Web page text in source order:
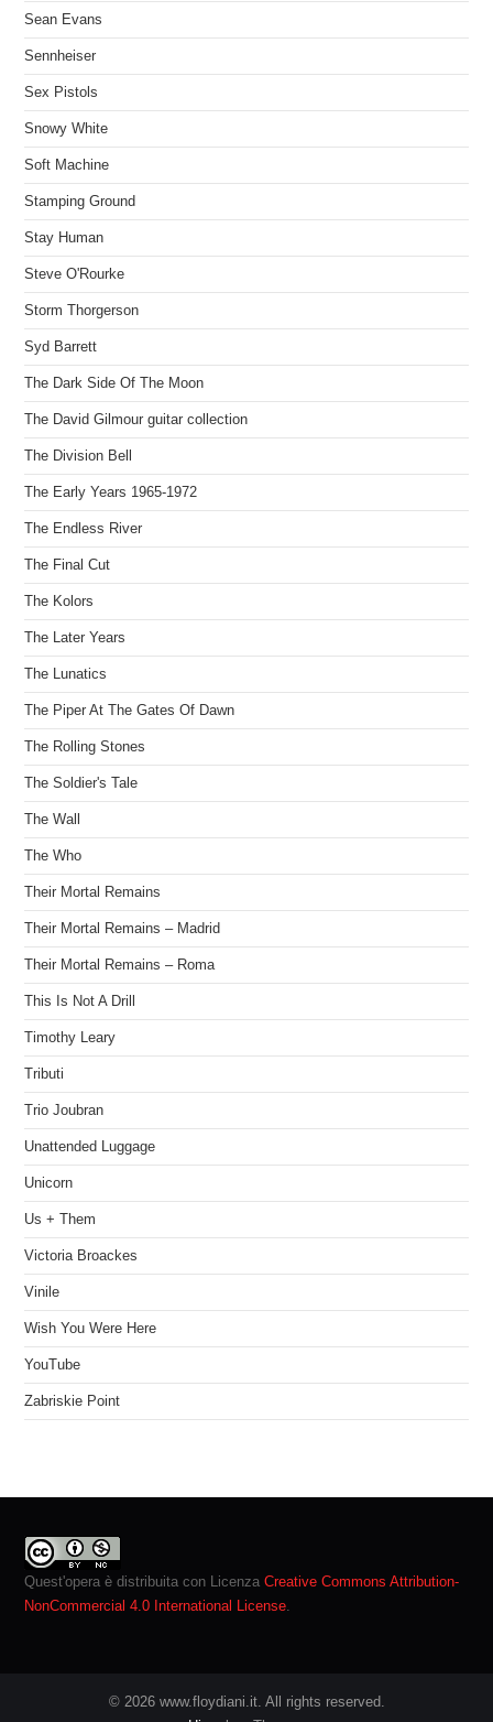
Sean Evans
Sennheiser
Sex Pistols
Snowy White
Soft Machine
Stamping Ground
Stay Human
Steve O'Rourke
Storm Thorgerson
Syd Barrett
The Dark Side Of The Moon
The David Gilmour guitar collection
The Division Bell
The Early Years 1965-1972
The Endless River
The Final Cut
The Kolors
The Later Years
The Lunatics
The Piper At The Gates Of Dawn
The Rolling Stones
The Soldier's Tale
The Wall
The Who
Their Mortal Remains
Their Mortal Remains – Madrid
Their Mortal Remains – Roma
This Is Not A Drill
Timothy Leary
Tributi
Trio Joubran
Unattended Luggage
Unicorn
Us + Them
Victoria Broackes
Vinile
Wish You Were Here
YouTube
Zabriskie Point
Quest'opera è distribuita con LicenzaCreative Commons Attribution-
NonCommercial 4.0 International License.
© 2026 www.floydiani.it. All rights reserved.